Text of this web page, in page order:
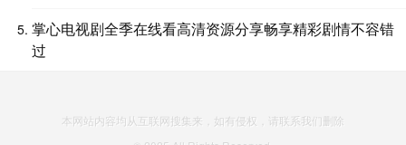
掌心电视剧全季在线看高清资源分享畅享精彩剧情不容错
过
本网站内容均从互联网搜集来，如有侵权，请联系我们删除